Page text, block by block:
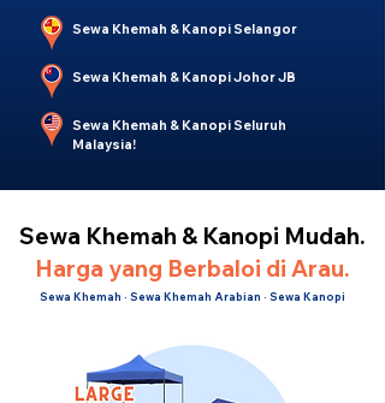
Sewa Khemah & Kanopi Selangor
Sewa Khemah & Kanopi Johor JB
Sewa Khemah & Kanopi Seluruh
Malaysia!
Sewa Khemah & Kanopi Mudah.
Harga yang Berbaloi di Arau.
Sewa Khemah · Sewa Khemah Arabian · Sewa Kanopi